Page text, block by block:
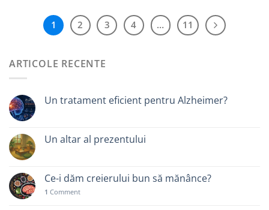
1 2 3 4 … 11
ARTICOLE RECENTE
Un tratament eficient pentru Alzheimer?
Un altar al prezentului
Ce-i dăm creierului bun să mănânce?
1 Comment